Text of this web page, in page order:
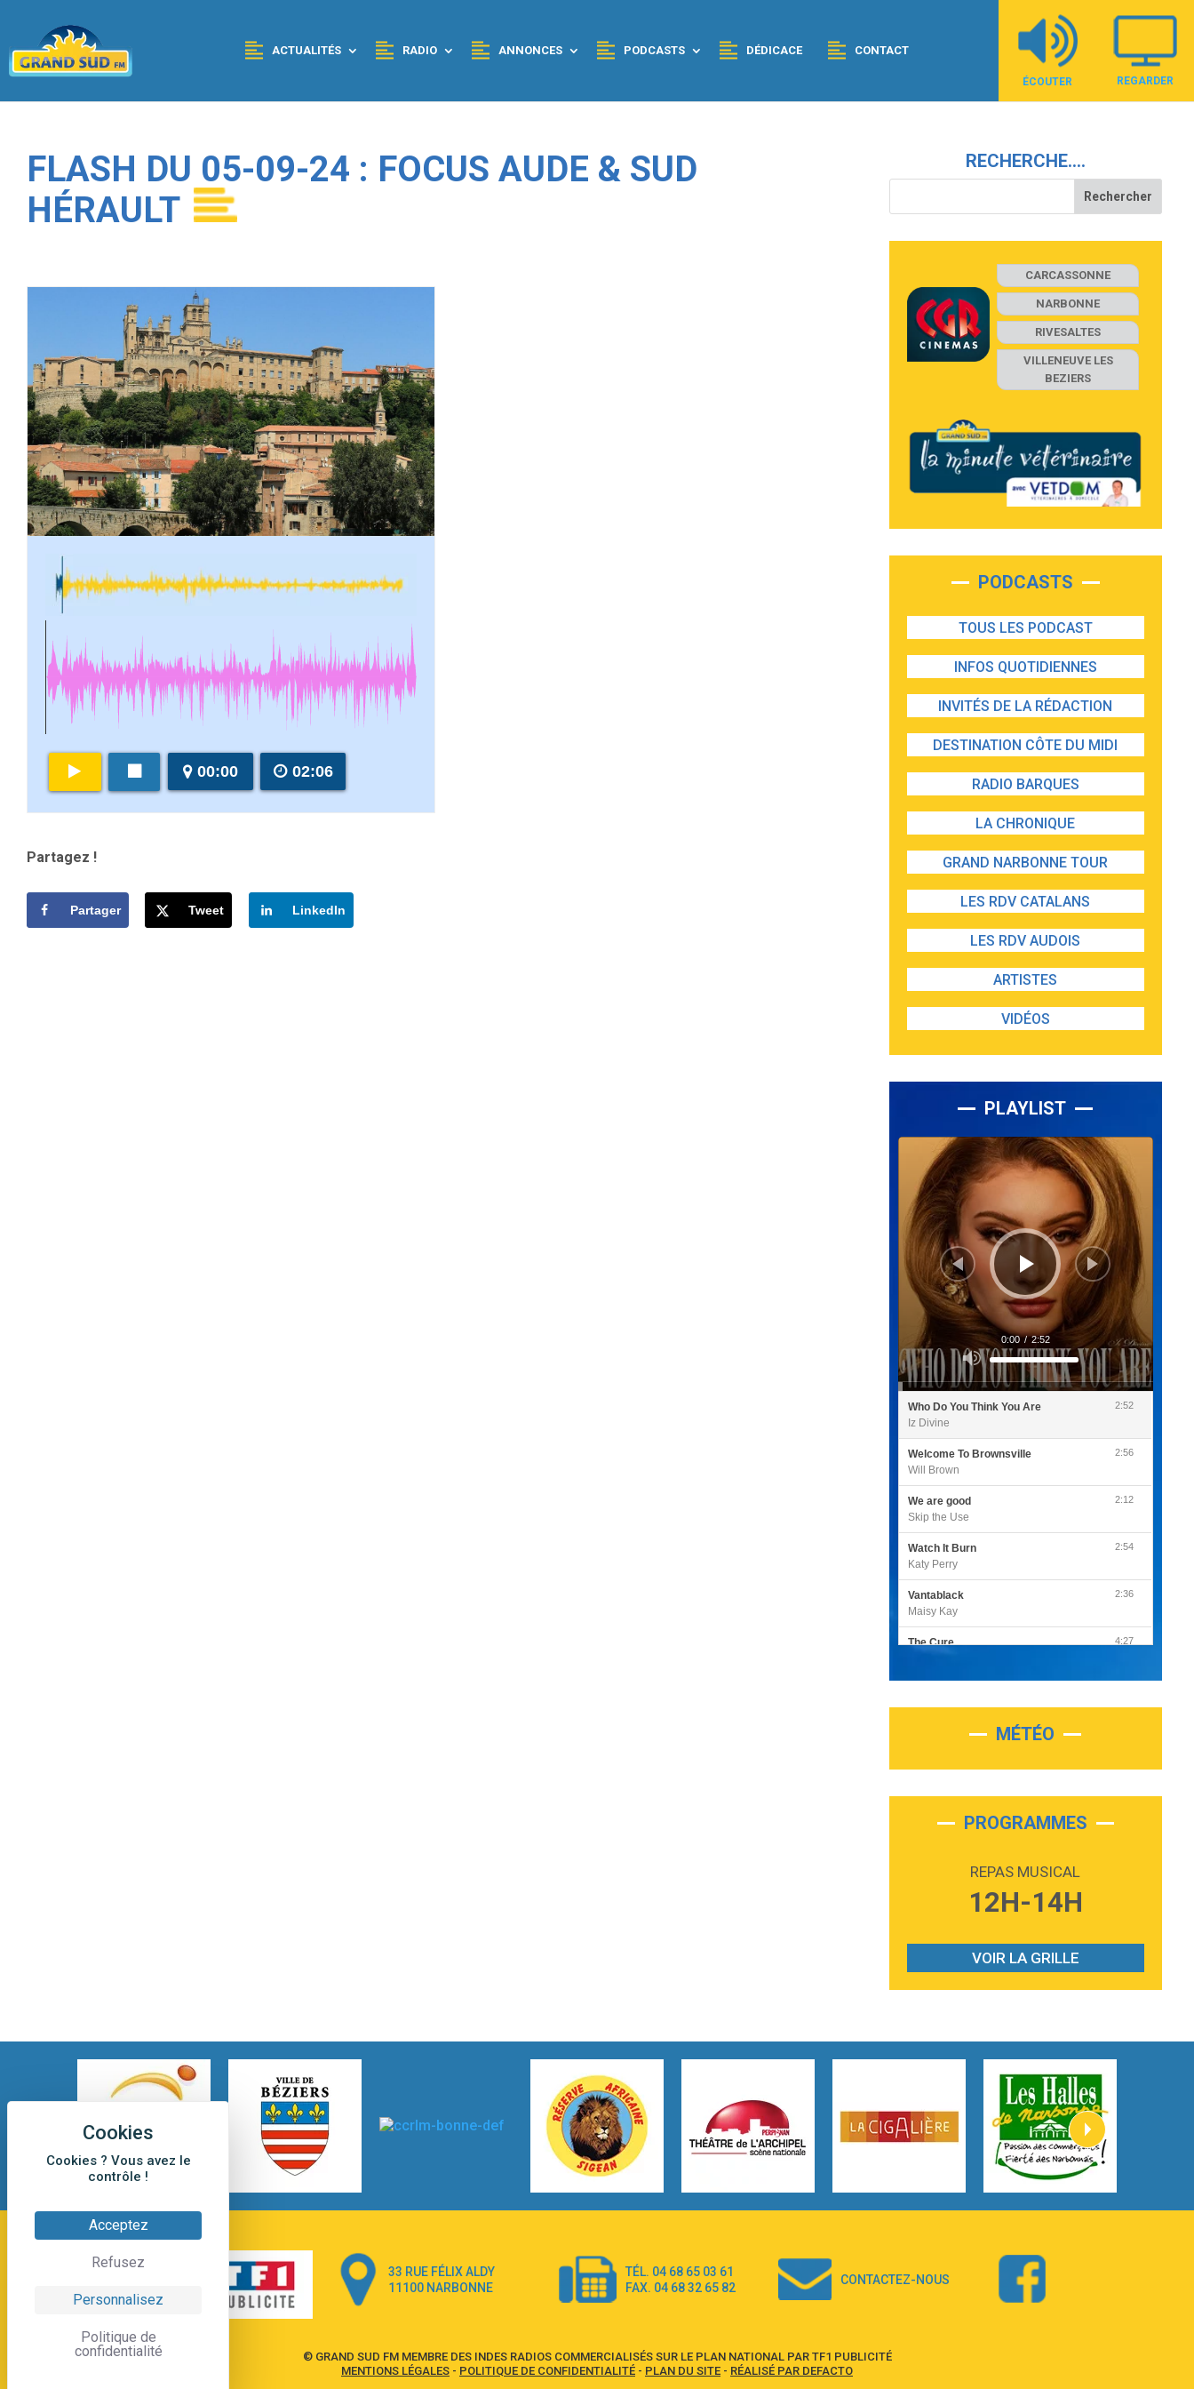
Cookies ? Vous avez le
contrôle !
Acceptez
Refusez
Personnalisez
Politique de
confidentialité
ACTUALITÉS RADIO ANNONCES PODCASTS DÉDICACE CONTACT
ÉCOUTER REGARDER
FLASH DU 05-09-24 : FOCUS AUDE & SUD
HÉRAULT
00:00 02:06
Partagez !
Partager Tweet LinkedIn
RECHERCHE….
CARCASSONNE
NARBONNE
RIVESALTES
VILLENEUVE LES
BEZIERS
PODCASTS
TOUS LES PODCAST
INFOS QUOTIDIENNES
INVITÉS DE LA RÉDACTION
DESTINATION CÔTE DU MIDI
RADIO BARQUES
LA CHRONIQUE
GRAND NARBONNE TOUR
LES RDV CATALANS
LES RDV AUDOIS
ARTISTES
VIDÉOS
PLAYLIST
Lecteur
Utilisez
les
flèches
haut/bas
augmenter
le
volume.
0:00 / 2:52
Who Do You Think You Are
Iz Divine
2:52
Welcome To Brownsville
Will Brown
2:56
We are good
Skip the Use
2:12
Watch It Burn
Katy Perry
2:54
Vantablack
Maisy Kay
2:36
The Cure
4:27
Luke Combs
Second Chance
Martin Garrix & Ed Sheeran
Bruno Mars
Love sensation
Madonna
2:59
I Knew It, I Knew You
Taylor Swift
How It Was Before
Heaven On Your Mind
Hate that i made you love me
MÉTÉO
PROGRAMMES
REPAS MUSICAL
12H-14H
VOIR LA GRILLE
33 RUE FÉLIX ALDY
11100 NARBONNE
TÉL. 04 68 65 03 61
FAX. 04 68 32 65 82
CONTACTEZ-NOUS
© GRAND SUD FM MEMBRE DES INDES RADIOS COMMERCIALISÉS SUR LE PLAN NATIONAL PAR TF1 PUBLICITÉ
MENTIONS LÉGALES - POLITIQUE DE CONFIDENTIALITÉ - PLAN DU SITE - RÉALISÉ PAR DEFACTO